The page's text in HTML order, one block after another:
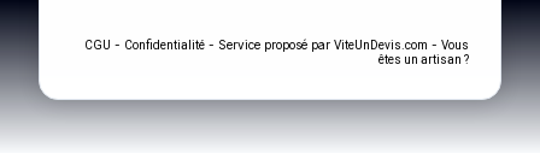
CGU - Confidentialité - Service proposé par ViteUnDevis.com - Vous
êtes un artisan ?